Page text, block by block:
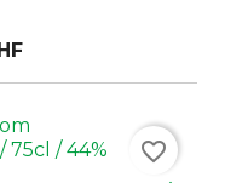
favorite_border